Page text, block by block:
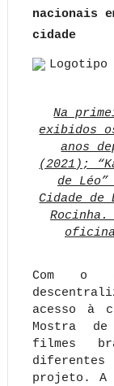
nacionais
cidade
Na
exibidos
anos
(2021);
de
Cidade
Rocinha.
Com o
acesso à
Mostra
filmes
diferentes
projeto. A